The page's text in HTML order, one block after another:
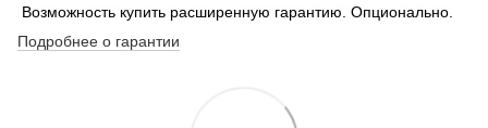
Возможность купить расширенную гарантию. Опционально.
Подробнее о гарантии